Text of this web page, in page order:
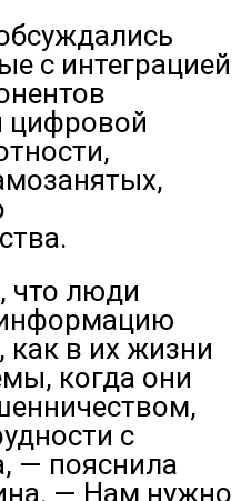
с интеграцией
цифровой
что люди
как в их жизни
когда они
с
— пояснила
— Нам нужно